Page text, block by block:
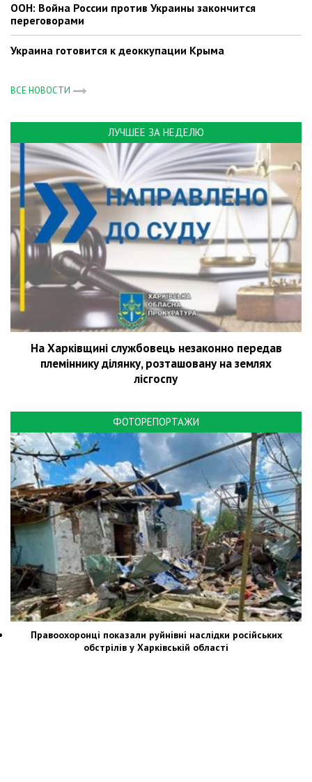
ООН: Война России против Украины закончится
переговорами
Украина готовится к деоккупации Крыма
ВСЕ НОВОСТИ
ЛУЧШЕЕ ЗА НЕДЕЛЮ
На Харківщині службовець незаконно передав
племіннику ділянку, розташовану на землях
лісгоспу
ФОТОРЕПОРТАЖИ
Правоохоронці показали руйнівні наслідки російських
обстрілів у Харківській області